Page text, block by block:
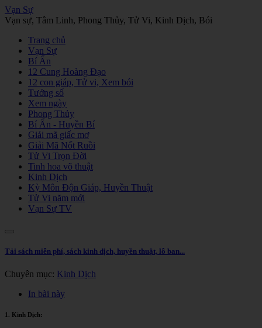
Vạn Sự
Vạn sự, Tâm Linh, Phong Thủy, Tử Vi, Kinh Dịch, Bói
Trang chủ
Vạn Sự
Bí Ẩn
12 Cung Hoàng Đạo
12 con giáp, Tử vi, Xem bói
Tướng số
Xem ngày
Phong Thủy
Bí Ẩn - Huyền Bí
Giải mã giấc mơ
Giải Mã Nốt Ruồi
Tử Vi Trọn Đời
Tinh hoa võ thuật
Kinh Dịch
Kỳ Môn Độn Giáp, Huyền Thuật
Tử Vi năm mới
Vạn Sự TV
Tải sách miễn phí, sách kinh dịch, huyền thuật, lỗ ban...
Chuyên mục: Kinh Dịch
In bài này
1. Kinh Dịch: